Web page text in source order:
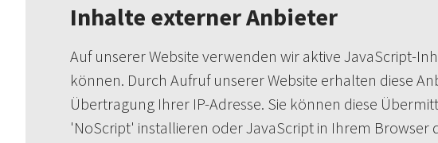
Inhalte externer Anbieter
Auf unserer Website verwenden wir aktive JavaScript-
können. Durch Aufruf unserer Website erhalten diese
Übertragung Ihrer IP-Adresse. Sie können diese
'NoScript' installieren oder JavaScript in Ihrem